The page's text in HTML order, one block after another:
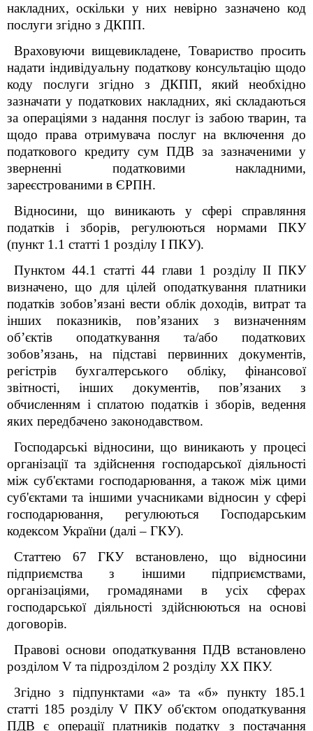
накладних, оскільки у них невірно зазначено код
послуги згідно з ДКПП.
Враховуючи вищевикладене, Товариство просить
надати індивідуальну податкову консультацію щодо
коду послуги згідно з ДКПП, який необхідно
зазначати у податкових накладних, які складаються
за операціями з надання послуг із забою тварин, та
щодо права отримувача послуг на включення до
податкового кредиту сум ПДВ за зазначеними у
зверненні податковими накладними,
зареєстрованими в ЄРПН.
Відносини, що виникають у сфері справляння
податків і зборів, регулюються нормами ПКУ
(пункт 1.1 статті 1 розділу І ПКУ).
Пунктом 44.1 статті 44 глави 1 розділу ІІ ПКУ
визначено, що для цілей оподаткування платники
податків зобов’язані вести облік доходів, витрат та
інших показників, пов’язаних з визначенням
об’єктів оподаткування та/або податкових
зобов’язань, на підставі первинних документів,
регістрів бухгалтерського обліку, фінансової
звітності, інших документів, пов’язаних з
обчисленням і сплатою податків і зборів, ведення
яких передбачено законодавством.
Господарські відносини, що виникають у процесі
організації та здійснення господарської діяльності
між суб'єктами господарювання, а також між цими
суб'єктами та іншими учасниками відносин у сфері
господарювання, регулюються Господарським
кодексом України (далі – ГКУ).
Статтею 67 ГКУ встановлено, що відносини
підприємства з іншими підприємствами,
організаціями, громадянами в усіх сферах
господарської діяльності здійснюються на основі
договорів.
Правові основи оподаткування ПДВ встановлено
розділом V та підрозділом 2 розділу XX ПКУ.
Згідно з підпунктами «а» та «б» пункту 185.1
статті 185 розділу V ПКУ об'єктом оподаткування
ПДВ є операції платників податку з постачання